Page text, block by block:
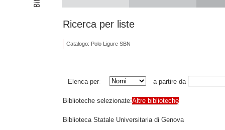
Ricerca per liste
Catalogo: Polo Ligure SBN
Elenca per: a partire da
Biblioteche selezionate:Altre biblioteche
Biblioteca Statale Universitaria di Genova